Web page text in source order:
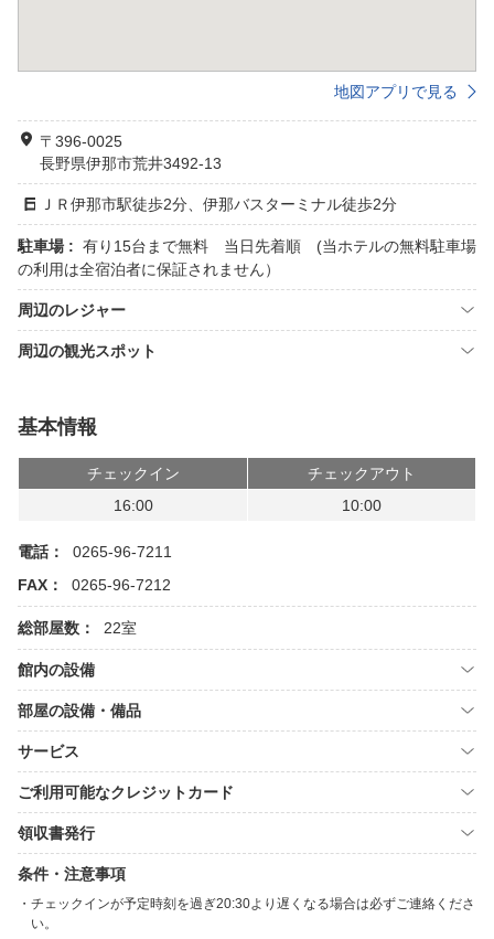
地図アプリで見る
〒396-0025
長野県伊那市荒井3492-13
ＪＲ伊那市駅徒歩2分、伊那バスターミナル徒歩2分
駐車場 : 有り15台まで無料 当日先着順 (当ホテルの無料駐車場
の利用は全宿泊者に保証されません）
周辺のレジャー
周辺の観光スポット
基本情報
チェックイン
チェックアウト
16:00
10:00
電話：
0265-96-7211
FAX：
0265-96-7212
総部屋数： 22室
館内の設備
部屋の設備・備品
サービス
ご利用可能なクレジットカード
領収書発行
条件・注意事項
チェックインが予定時刻を過ぎ20:30より遅くなる場合は必ずご連絡くださ
い。